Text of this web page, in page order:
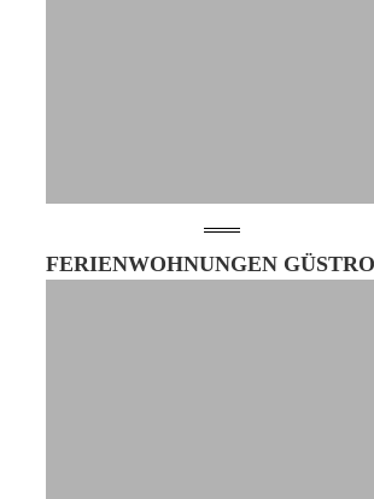
FERIENWOHNUNGEN